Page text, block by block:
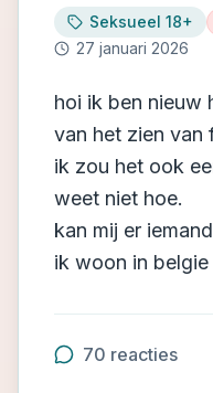
Seksueel 18+
27 januari 2026
hoi ik ben nieuw
van het zien van
ik zou het ook
weet niet hoe.
kan mij er
ik woon in
70 reacties